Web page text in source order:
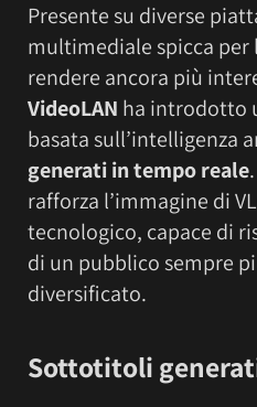
Presente su diverse
multimediale spicca per
rendere ancora più
VideoLAN ha introdotto
basata sull’intelligenza
generati in tempo reale
rafforza l’immagine di
tecnologico, capace di
di un pubblico sempre
diversificato.
Sottotitoli